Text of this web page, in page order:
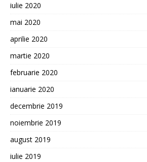
iulie 2020
mai 2020
aprilie 2020
martie 2020
februarie 2020
ianuarie 2020
decembrie 2019
noiembrie 2019
august 2019
iulie 2019